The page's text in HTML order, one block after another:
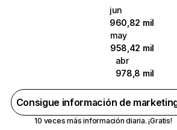
jun
960,82 mil
may
958,42 mil
abr
978,8 mil
Consigue información de
10 veces más información diaria. ¡Gratis!